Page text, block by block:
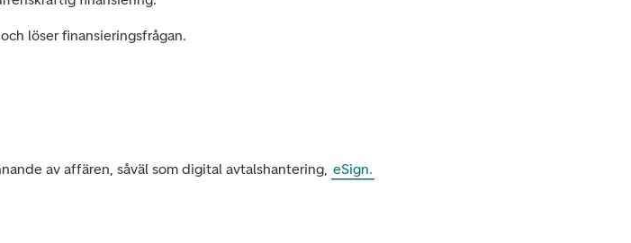
löser finansieringsfrågan.
av affären, såväl som digital avtalshantering, eSign.